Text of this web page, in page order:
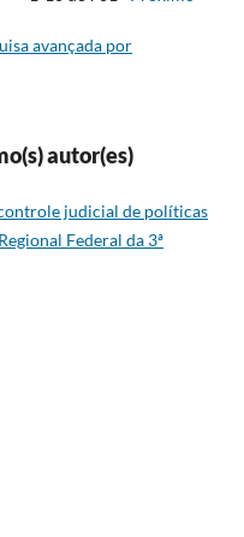
avançada por
autor(es)
judicial de políticas
Federal da 3ª